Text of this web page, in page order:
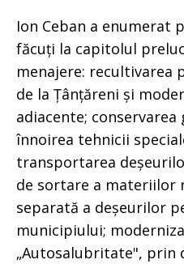
Ion Ceban a enumerat
făcuți la capitolul
menajere: recultivarea
de la Țânțăreni și
adiacente;
înnoirea tehnicii
transportarea
de sortare a materiilor
separată a deșeurilor
municipiului;
„Autosalubritate", prin